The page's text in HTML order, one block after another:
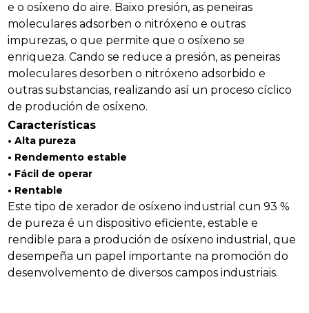
e o osíxeno do aire. Baixo presión, as peneiras
moleculares adsorben o nitróxeno e outras
impurezas, o que permite que o osíxeno se
enriqueza. Cando se reduce a presión, as peneiras
moleculares desorben o nitróxeno adsorbido e
outras substancias, realizando así un proceso cíclico
de produción de osíxeno.
Características
• Alta pureza
• Rendemento estable
• Fácil de operar
• Rentable
Este tipo de xerador de osíxeno industrial cun 93 %
de pureza é un dispositivo eficiente, estable e
rendible para a produción de osíxeno industrial, que
desempeña un papel importante na promoción do
desenvolvemento de diversos campos industriais.